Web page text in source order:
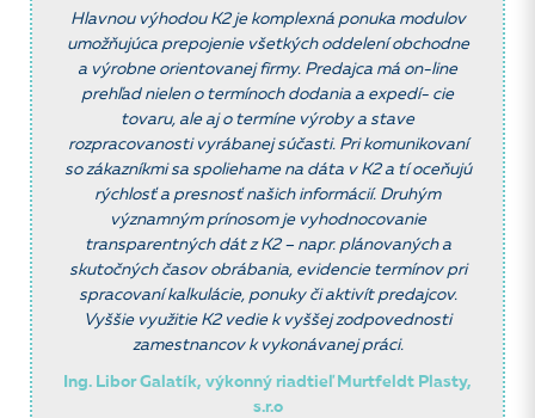
Hlavnou výhodou K2 je komplexná ponuka modulov
umožňujúca prepojenie všetkých oddelení obchodne
a výrobne orientovanej firmy. Predajca má on-line
prehľad nielen o termínoch dodania a expedí- cie
tovaru, ale aj o termíne výroby a stave
rozpracovanosti vyrábanej súčasti. Pri komunikovaní
so zákazníkmisa spoliehame na dáta v K2 a tí oceňujú
rýchlosť a presnosť našich informácií. Druhým
významným prínosom je vyhodnocovanie
transparentných dát z K2 – napr. plánovaných a
skutočných časov obrábania, evidencie termínov pri
spracovaní kalkulácie, ponuky či aktivít predajcov.
Vyššie využitie K2 vedie k vyššej zodpovednosti
zamestnancov k vykonávanejpráci.
Ing. Libor Galatík, výkonný riadtieľ Murtfeldt Plasty,
s.r.o